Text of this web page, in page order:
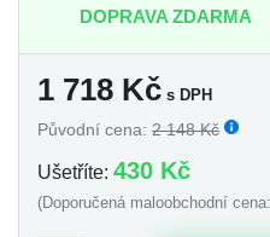
DOPRAVA ZDARMA
1 718 Kč s DPH
Původní cena: 2 148 Kč
Ušetříte: 430 Kč
(Doporučená maloobchodní